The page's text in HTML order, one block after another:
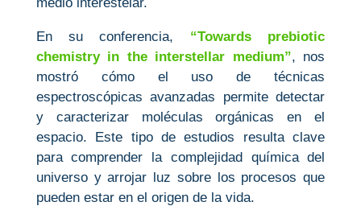
En su conferencia, “Towards prebiotic
chemistry in the interstellar medium”, nos
mostró cómo el uso de técnicas
espectroscópicas avanzadas permite detectar
y caracterizar moléculas orgánicas en el
espacio. Este tipo de estudios resulta clave
para comprender la complejidad química del
universo y arrojar luz sobre los procesos que
pueden estar en el origen de la vida.